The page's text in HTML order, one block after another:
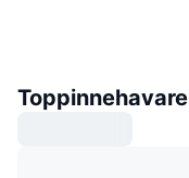
Toppinnehavare